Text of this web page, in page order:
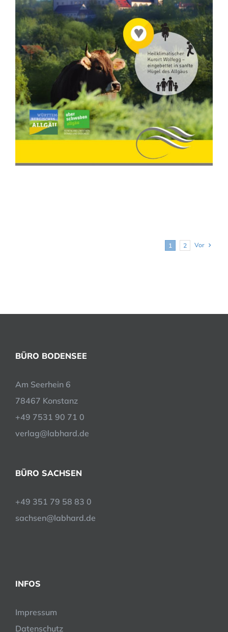
1 2 Vor
BÜRO BODENSEE
Am Seerhein 6
78467 Konstanz
+49 7531 90 71 0
verlag@labhard.de
BÜRO SACHSEN
+49 351 79 58 83 0
sachsen@labhard.de
INFOS
Impressum
Datenschutz